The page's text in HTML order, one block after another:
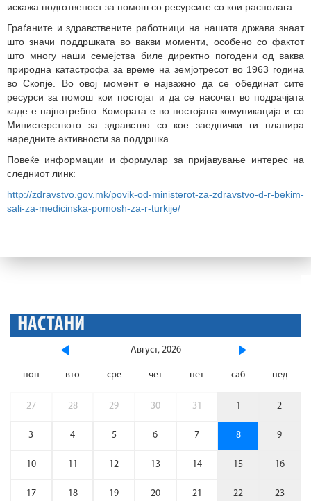
искажа подготвеност за помош со ресурсите со кои располага.
Граѓаните и здравствените работници на нашата држава знаат
што значи поддршката во вакви моменти, особено со фактот
што многу наши семејства биле директно погодени од ваква
природна катастрофа за време на земјотресот во 1963 година
во Скопје. Во овој момент е најважно да се обединат сите
ресурси за помош кои постојат и да се насочат во подрачјата
каде е најпотребно. Комората е во постојана комуникација и со
Министерството за здравство со кое заеднички ги планира
наредните активности за поддршка.
Повеќе информации и формулар за пријавување интерес на
следниот линк:
http://zdravstvo.gov.mk/povik-od-ministerot-za-zdravstvo-d-r-bekim-
sali-za-medicinska-pomosh-za-r-turkije/
НАСТАНИ
Август, 2026
пон вто сре чет пет саб нед
27 28 29 30 31 1 2
3 4 5 6 7 8 9
10 11 12 13 14 15 16
17 18 19 20 21 22 23